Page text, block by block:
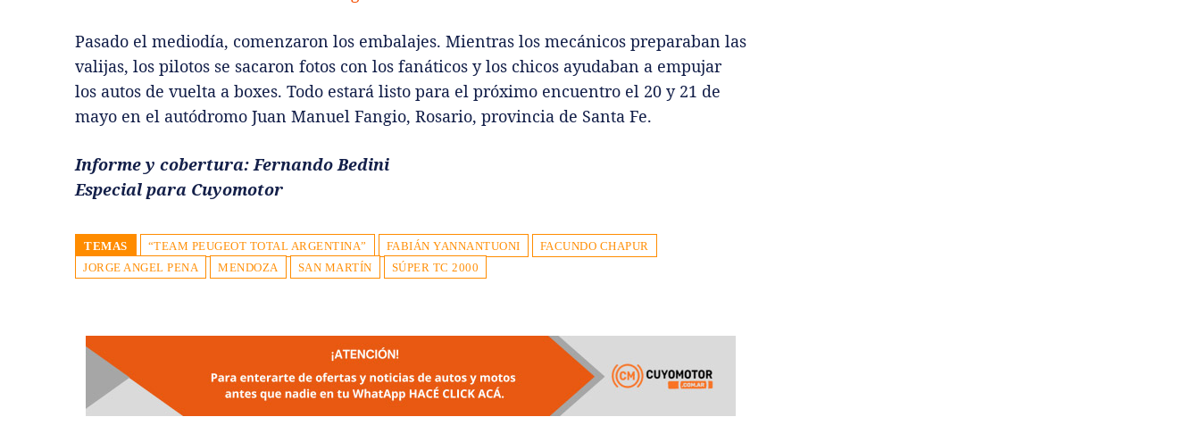
Pasado el mediodía, comenzaron los embalajes. Mientras los mecánicos preparaban las
valijas, los pilotos se sacaron fotos con los fanáticos y los chicos ayudaban a empujar
los autos de vuelta a boxes. Todo estará listo para el próximo encuentro el 20 y 21 de
mayo en el autódromo Juan Manuel Fangio, Rosario, provincia de Santa Fe.
Informe y cobertura: Fernando Bedini
Especial para Cuyomotor
TEMAS “TEAM PEUGEOT TOTAL ARGENTINA” FABIÁN YANNANTUONI
FACUNDO CHAPUR
JORGE ANGEL PENA
MENDOZA SAN MARTÍN SÚPER TC 2000